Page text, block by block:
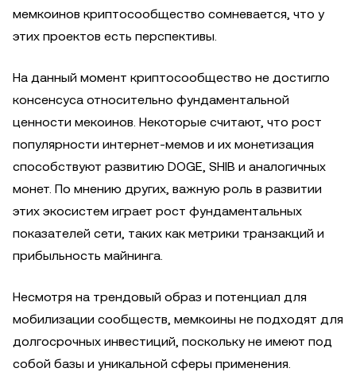
мемкоинов криптосообщество сомневается, что у
этих проектов есть перспективы.
На данный момент криптосообщество не достигло
консенсуса относительно фундаментальной
ценности мекоинов. Некоторые считают, что рост
популярности интернет-мемов и их монетизация
способствуют развитию DOGE, SHIB и аналогичных
монет. По мнению других, важную роль в развитии
этих экосистем играет рост фундаментальных
показателей сети, таких как метрики транзакций и
прибыльность майнинга.
Несмотря на трендовый образ и потенциал для
мобилизации сообществ, мемкоины не подходят для
долгосрочных инвестиций, поскольку не имеют под
собой базы и уникальной сферы применения.